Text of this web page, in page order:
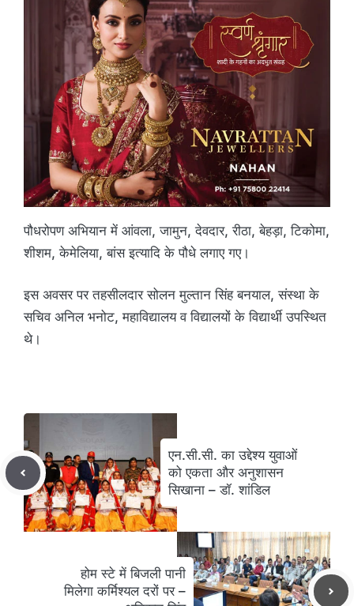
पौधरोपण अभियान में आंवला, जामुन, देवदार, रीठा, बेहड़ा, टिकोमा,
शीशम, केमेलिया, बांस इत्यादि के पौधे लगाए गए।
इस अवसर पर तहसीलदार सोलन मुल्तान सिंह बनयाल, संस्था के
सचिव अनिल भनोट, महाविद्यालय व विद्यालयों के विद्यार्थी उपस्थित
थे।
एन.सी.सी. का उद्देश्य युवाओं
को एकता और अनुशासन
सिखाना – डॉ. शांडिल
होम स्टे में बिजली पानी
मिलेगा कर्मिश्यल दरों पर –